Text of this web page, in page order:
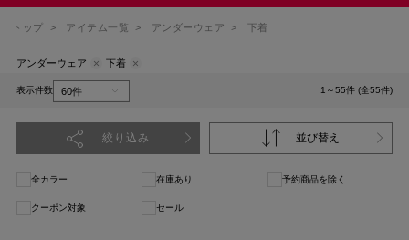
トップ > アイテム一覧 > アンダーウェア > 下着
アンダーウェア 下着
表示件数 1～55件 (全55件)
絞り込み 並び替え
全カラー 在庫あり 予約商品を除く
クーポン対象 セール